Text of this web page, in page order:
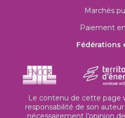
Marchés
Paiement
Fédérations
Le contenu de cette page
responsabilité de son
nécessairement l’opinion